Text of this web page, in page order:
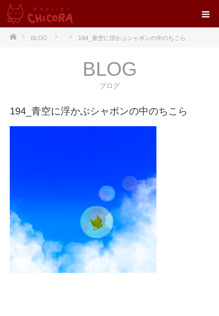
ホームBLOG 194_青空に浮かぶシャボンの中のちこら
BLOG
ブログ
194_青空に浮かぶシャボンの中のちこら